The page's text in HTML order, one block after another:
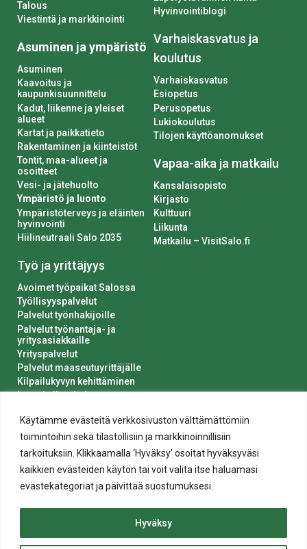
Käytämme evästeitä verkkosivuston välttämättömiin
toimintoihin sekä tilastollisiin ja markkinoinnillisiin
tarkoituksiin. Klikkaamalla ‘Hyväksy’ osoitat hyväksyväsi
kaikkien evästeiden käytön tai voit valita itse haluamasi
evästekategoriat ja päivittää suostumuksesi.
Hyväksy
Talous
Viestintä ja markkinointi
Asuminen ja ympäristö
Asuminen
Kaavoitus ja
kaupunkisuunnittelu
Kadut, liikenne ja yleiset
alueet
Kartat ja paikkatieto
Rakentaminen ja kiinteistöt
Tontit, maa-alueet ja
osoitteet
Vesi- ja jätehuolto
Ympäristö ja luonto
Ympäristöterveys ja eläinten
hyvinvointi
Hiilineutraali Salo 2035
Työ ja yrittäjyys
Avoimet työpaikat Salossa
Työllisyyspalvelut
Palvelut työnhakijoille
Palvelut työnantaja- ja
yritysasiakkaille
Yrityspalvelut
Palvelut maaseutuyrittäjälle
Kilpailukyvyn kehittäminen
Luvat ja ilmoitukset
Hyvinvointiblogi
Varhaiskasvatus ja
koulutus
Varhaiskasvatus
Esiopetus
Perusopetus
Lukiokoulutus
Tilojen käyttöanomukset
Vapaa-aika ja matkailu
Kansalaisopisto
Kirjasto
Kulttuuri
Liikunta
Matkailu – VisitSalo.fi